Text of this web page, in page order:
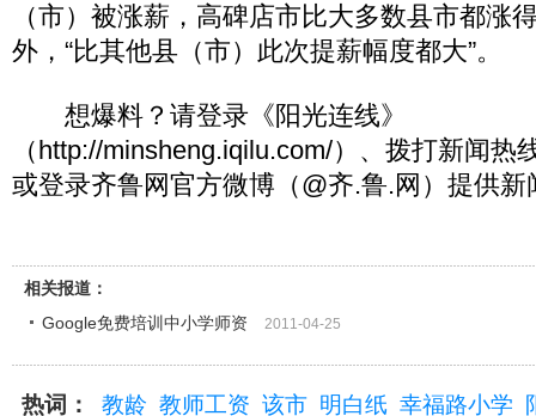
（市）被涨薪，高碑店市比大多数县市都涨
外，“比其他县（市）此次提薪幅度都大”。
想爆料？请登录《阳光连线》
（http://minsheng.iqilu.com/）、拨打新闻热
或登录齐鲁网官方微博（@齐.鲁.网）提供新
相关报道：
Google免费培训中小学师资
2011-04-25
热词： 教龄 教师工资 该市 明白纸 幸福路小学